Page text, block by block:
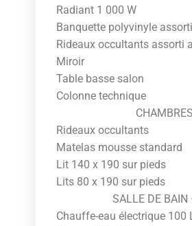
Radiant 1 000 W
Banquette polyvinyle
Rideaux occultants assorti
Miroir
Table basse salon
Colonne technique
CHAMBRES
Rideaux occultants
Matelas mousse standard
Lit 140 x 190 sur pieds
Lits 80 x 190 sur pieds
SALLE DE BAIN
Chauffe-eau électrique 100